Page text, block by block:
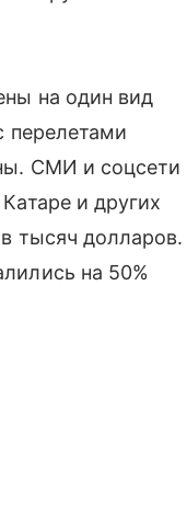
на один вид
перелетами
СМИ и соцсети
и других
тысяч долларов.
на 50%